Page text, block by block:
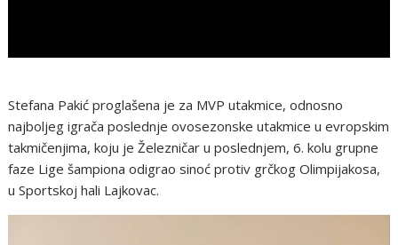
Stefana Pakić proglašena je za MVP utakmice, odnosno
najboljeg igrača poslednje ovosezonske utakmice u evropskim
takmičenjima, koju je Železničar u poslednjem, 6. kolu grupne
faze Lige šampiona odigrao sinoć protiv grčkog Olimpijakosa,
u Sportskoj hali Lajkovac.